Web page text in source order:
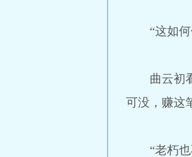
“这如何
曲云初看
可没，赚这
“老朽也